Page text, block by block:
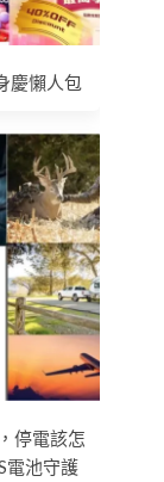
慶懶人包
停電該怎
電池守護